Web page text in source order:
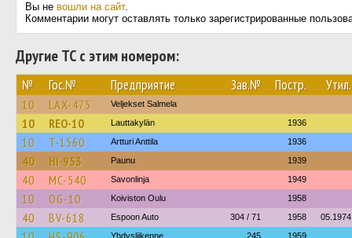
Вы не вошли на сайт.
Комментарии могут оставлять только зарегистрированные
Другие ТС с этим номером:
№ Гос.№ Предприятие Зав.№ Постр. Утил.
10 LAX-475 Veljekset Salmela
10 REO-10 Lauttakylän 1936
10 T-1560 Artturi Anttila 1936
40 HI-953 Paunu 1939
40 MC-540 Savonlinja 1949
10 OG-10 Koiviston Oulu 1958
40 BV-618 Espoon Auto 304 / 71 1958 05.1974
Yhdysliikenne 245 1959